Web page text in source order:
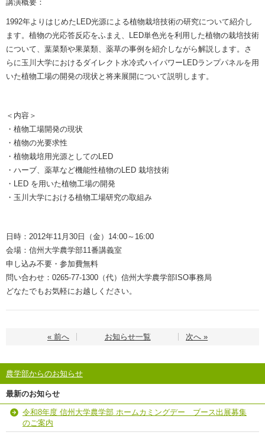
講演概要：
1992年よりはじめたLED光源による植物栽培技術の研究について紹介し
ます。植物の光応答反応をふまえ、LED単色光を利用した植物の栽培技術
について、葉菜類や果菜類、薬草の事例を紹介しながら解説します。さ
らに玉川大学におけるダイレクト水冷式ハイパワーLEDランプパネルを用
いた植物工場の開発の現状と将来展開について説明します。
＜内容＞
・植物工場開発の現状
・植物の光要求性
・植物栽培用光源としてのLED
・ハーブ、薬草など機能性植物のLED 栽培技術
・LED を用いた植物工場の開発
・玉川大学における植物工場研究の取組み
日時：2012年11月30日（金）14:00～16:00
会場：信州大学農学部11番講義室
申し込み不要・参加費無料
問い合わせ：0265-77-1300（代）信州大学農学部ISO事務局
どなたでもお気軽にお越しください。
« 前へ お知らせ一覧 次へ »
農学部からのお知らせ
最新のお知らせ
令和8年度 信州大学農学部 ホームカミングデー ブース出展募集
のご案内